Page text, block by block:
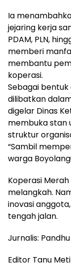
Ia
jejaring kerja
PDAM, PLN,
memberi
membantu
koperasi.
Sebagai bentuk
dilibatkan
digelar Dinas
membuka stan
struktur
“Sambil
warga
Koperasi
melangkah.
inovasi
tengah jalan.
Jurnalis: Pandhu
Editor Tanu